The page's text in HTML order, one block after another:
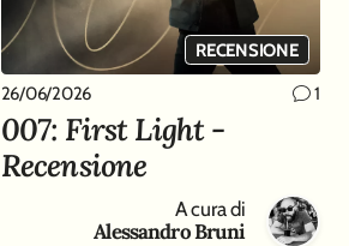
RECENSIONE
26/06/2026 1
007: First Light -
Recensione
A cura di
Alessandro Bruni